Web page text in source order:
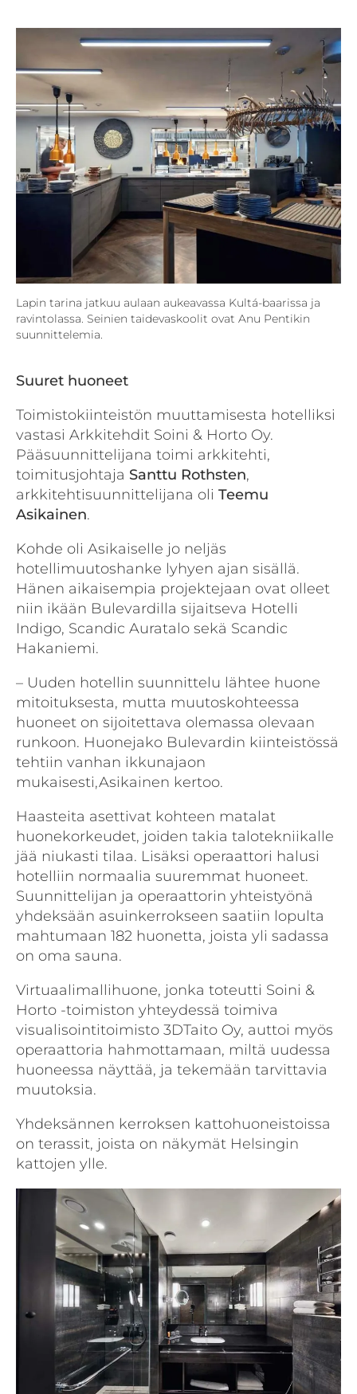
Lapin tarina jatkuu aulaan aukeavassa Kultá-baarissa ja
ravintolassa. Seinien taidevaskoolit ovat Anu Pentikin
suunnittelemia.
Suuret huoneet
Toimistokiinteistön muuttamisesta hotelliksi
vastasi Arkkitehdit Soini & Horto Oy.
Pääsuunnittelijana toimi arkkitehti,
toimitusjohtaja Santtu Rothsten,
arkkitehtisuunnittelijana oli Teemu
Asikainen.
Kohde oli Asikaiselle jo neljäs
hotellimuutoshanke lyhyen ajan sisällä.
Hänen aikaisempia projektejaan ovat olleet
niin ikään Bulevardilla sijaitseva Hotelli
Indigo, Scandic Auratalo sekä Scandic
Hakaniemi.
– Uuden hotellin suunnittelu lähtee huone
mitoituksesta, mutta muutoskohteessa
huoneet on sijoitettava olemassa olevaan
runkoon. Huonejako Bulevardin kiinteistössä
tehtiin vanhan ikkunajaon
mukaisesti,Asikainen kertoo.
Haasteita asettivat kohteen matalat
huonekorkeudet, joiden takia talotekniikalle
jää niukasti tilaa. Lisäksi operaattori halusi
hotelliin normaalia suuremmat huoneet.
Suunnittelijan ja operaattorin yhteistyönä
yhdeksään asuinkerrokseen saatiin lopulta
mahtumaan 182 huonetta, joista yli sadassa
on oma sauna.
Virtuaalimallihuone, jonka toteutti Soini &
Horto -toimiston yhteydessä toimiva
visualisointitoimisto 3DTaito Oy, auttoi myös
operaattoria hahmottamaan, miltä uudessa
huoneessa näyttää, ja tekemään tarvittavia
muutoksia.
Yhdeksännen kerroksen kattohuoneistoissa
on terassit, joista on näkymät Helsingin
kattojen ylle.